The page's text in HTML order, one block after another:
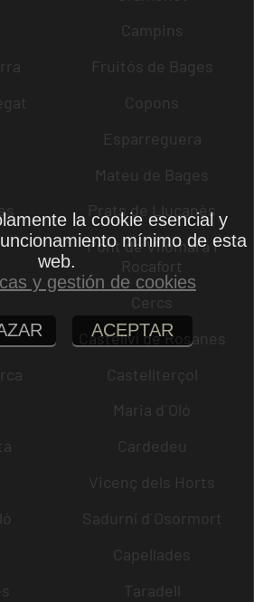
Campins
Fruitós de Bages
Copons
Esparreguera
Mateu de Bages
Prats de Lluçanès
Pont de Vilomara i
Rocafort
Cercs
Castellví de Rosanes
Castellterçol
Maria d´Oló
Cardedeu
Vicenç dels Horts
Sadurní d´Osormort
Capellades
Taradell
la cookie esencial y
mínimo de esta
web.
y gestión de cookies
ACEPTAR